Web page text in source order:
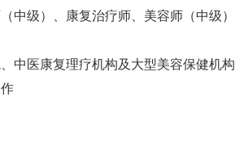
中级）、康复治疗师、美容师（中级）
中医康复理疗机构及大型美容保健机构